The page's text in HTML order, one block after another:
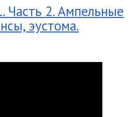
Часть 2. Ампельные
эустома.